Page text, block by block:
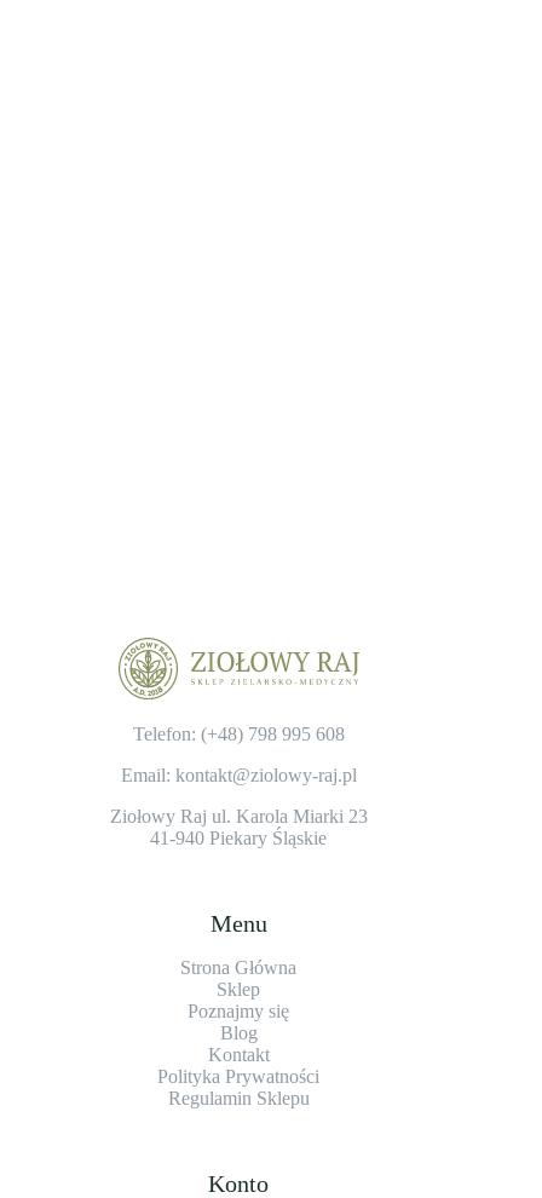
Telefon: (+48) 798 995 608
Email: kontakt@ziolowy-raj.pl
Ziołowy Raj ul. Karola Miarki 23
41-940 Piekary Śląskie
Menu
Strona Główna
Sklep
Poznajmy się
Blog
Kontakt
Polityka Prywatności
Regulamin Sklepu
Konto